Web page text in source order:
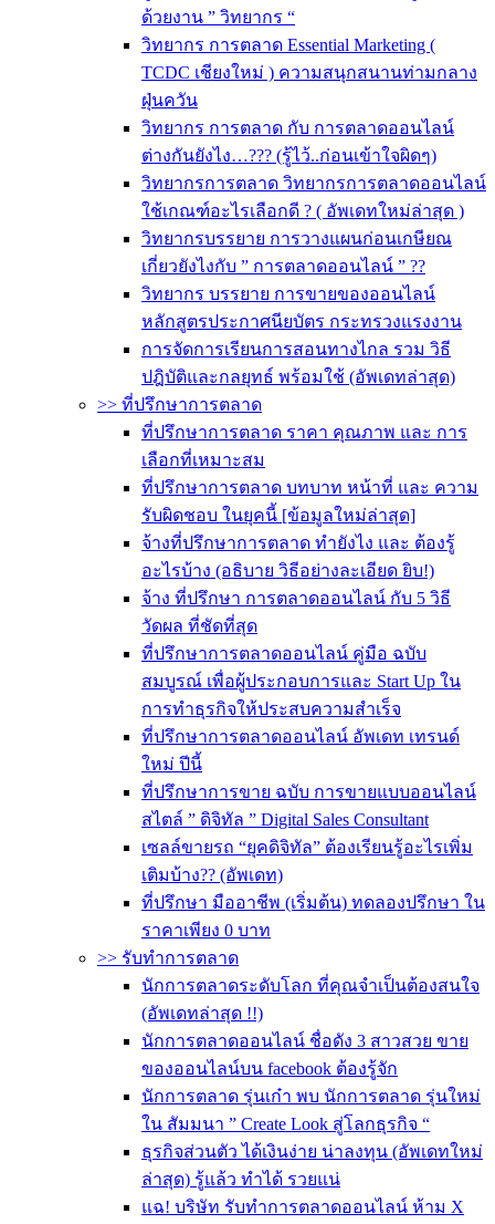
ด้วยงาน ” วิทยากร “
วิทยากร การตลาด Essential Marketing (
TCDC เชียงใหม่ ) ความสนุกสนานท่ามกลาง
ฝุ่นควัน
วิทยากร การตลาด กับ การตลาดออนไลน์
ต่างกันยังไง…??? (รู้ไว้..ก่อนเข้าใจผิดๆ)
วิทยากรการตลาด วิทยากรการตลาดออนไลน์
ใช้เกณฑ์อะไรเลือกดี ? ( อัพเดทใหม่ล่าสุด )
วิทยากรบรรยาย การวางแผนก่อนเกษียณ
เกี่ยวยังไงกับ ” การตลาดออนไลน์ ” ??
วิทยากร บรรยาย การขายของออนไลน์
หลักสูตรประกาศนียบัตร กระทรวงแรงงาน
การจัดการเรียนการสอนทางไกล รวม วิธี
ปฎิบัติและกลยุทธ์ พร้อมใช้ (อัพเดทล่าสุด)
>> ที่ปรึกษาการตลาด
ที่ปรึกษาการตลาด ราคา คุณภาพ และ การ
เลือกที่เหมาะสม
ที่ปรึกษาการตลาด บทบาท หน้าที่ และ ความ
รับผิดชอบ ในยุคนี้ [ข้อมูลใหม่ล่าสุด]
จ้างที่ปรึกษาการตลาด ทำยังไง และ ต้องรู้
อะไรบ้าง (อธิบาย วิธีอย่างละเอียด ยิบ!)
จ้าง ที่ปรึกษา การตลาดออนไลน์ กับ 5 วิธี
วัดผล ที่ชัดที่สุด
ที่ปรึกษาการตลาดออนไลน์ คู่มือ ฉบับ
สมบูรณ์ เพื่อผู้ประกอบการและ Start Up ใน
การทำธุรกิจให้ประสบความสำเร็จ
ที่ปรึกษาการตลาดออนไลน์ อัพเดท เทรนด์
ใหม่ ปีนี้
ที่ปรึกษาการขาย ฉบับ การขายแบบออนไลน์
สไตล์ ” ดิจิทัล ” Digital Sales Consultant
เซลล์ขายรถ “ยุคดิจิทัล” ต้องเรียนรู้อะไรเพิ่ม
เติมบ้าง?? (อัพเดท)
ที่ปรึกษา มืออาชีพ (เริ่มต้น) ทดลองปรึกษา ใน
ราคาเพียง 0 บาท
>> รับทำการตลาด
นักการตลาดระดับโลก ที่คุณจำเป็นต้องสนใจ
(อัพเดทล่าสุด !!)
นักการตลาดออนไลน์ ชื่อดัง 3 สาวสวย ขาย
ของออนไลน์บน facebook ต้องรู้จัก
นักการตลาด รุ่นเก๋า พบ นักการตลาด รุ่นใหม่
ใน สัมมนา ” Create Look สู่โลกธุรกิจ “
ธุรกิจส่วนตัว ได้เงินง่าย น่าลงทุน (อัพเดทใหม่
ล่าสุด) รู้แล้ว ทำได้ รวยแน่
แฉ! บริษัท รับทำการตลาดออนไลน์ ห้าม X